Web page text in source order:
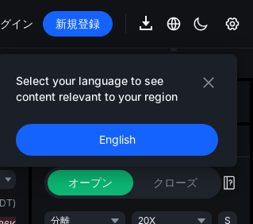
上昇
イン 新規登録
Select your language to see
content relevant to your region
English
ください。
24H取引高(USDT)
)
AIストラテジーのご紹介
AIストラテジー
オープン クローズ
分離 20X S